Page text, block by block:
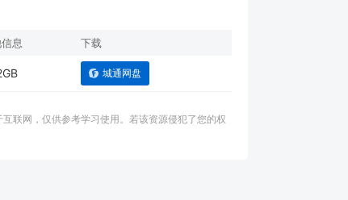
息 下载
城通网盘
联网，仅供参考学习使用。若该资源侵犯了您的权